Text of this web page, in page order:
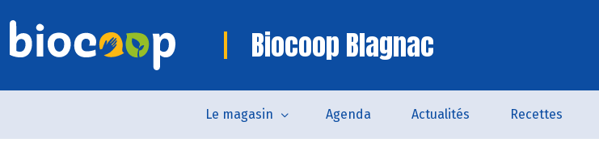
Biocoop Blagnac
Le magasin Agenda Actualités Recettes